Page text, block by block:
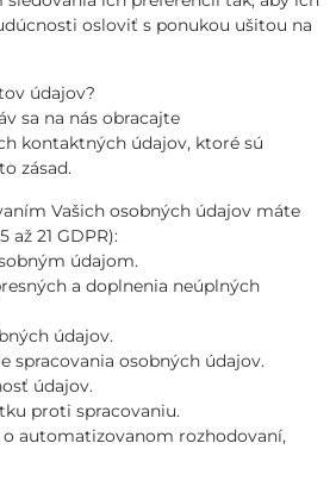
osloviť s ponukou ušitou na
údajov?
sa na nás obracajte
kontaktných údajov, ktoré sú
zásad.
Vašich osobných údajov máte
až 21 GDPR):
údajom.
a doplnenia neúplných
údajov.
spracovania osobných údajov.
údajov.
proti spracovaniu.
automatizovanom rozhodovaní,